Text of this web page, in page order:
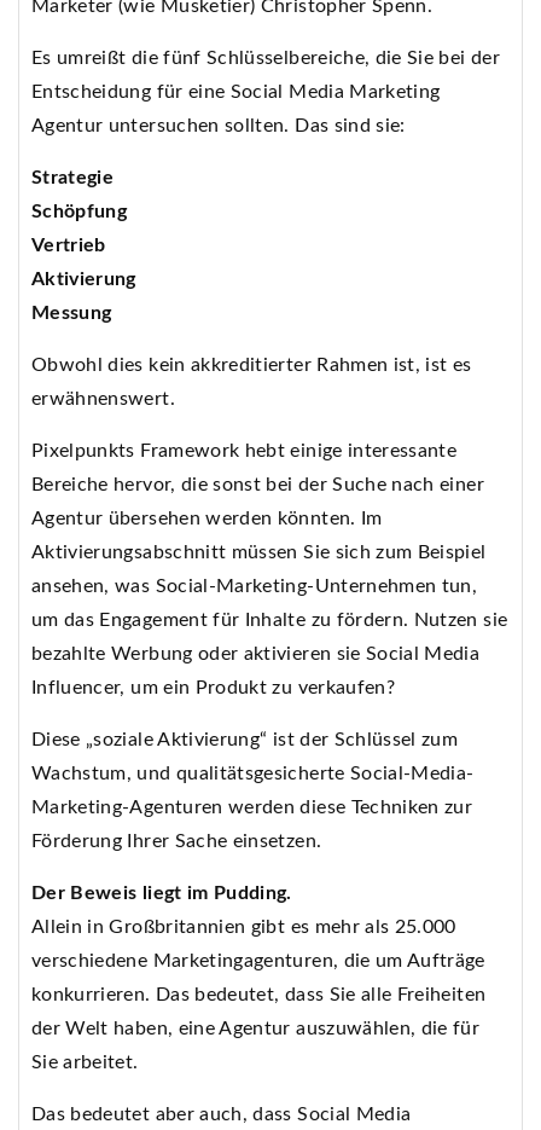
Marketer (wie Musketier) Christopher Spenn.
Es umreißt die fünf Schlüsselbereiche, die Sie bei der
Entscheidung für eine Social Media Marketing
Agentur untersuchen sollten. Das sind sie:
Strategie
Schöpfung
Vertrieb
Aktivierung
Messung
Obwohl dies kein akkreditierter Rahmen ist, ist es
erwähnenswert.
Pixelpunkts Framework hebt einige interessante
Bereiche hervor, die sonst bei der Suche nach einer
Agentur übersehen werden könnten. Im
Aktivierungsabschnitt müssen Sie sich zum Beispiel
ansehen, was Social-Marketing-Unternehmen tun,
um das Engagement für Inhalte zu fördern. Nutzen sie
bezahlte Werbung oder aktivieren sie Social Media
Influencer, um ein Produkt zu verkaufen?
Diese „soziale Aktivierung“ ist der Schlüssel zum
Wachstum, und qualitätsgesicherte Social-Media-
Marketing-Agenturen werden diese Techniken zur
Förderung Ihrer Sache einsetzen.
Der Beweis liegt im Pudding.
Allein in Großbritannien gibt es mehr als 25.000
verschiedene Marketingagenturen, die um Aufträge
konkurrieren. Das bedeutet, dass Sie alle Freiheiten
der Welt haben, eine Agentur auszuwählen, die für
Sie arbeitet.
Das bedeutet aber auch, dass Social Media